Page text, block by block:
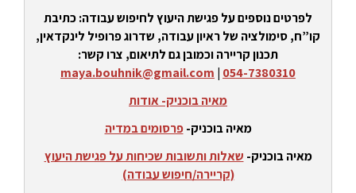
לפרטים נוספים על פגישת היעוץ לחיפוש עבודה: כתיבת
קו”ח, סימולציה של ראיון עבודה, שדרוג פרופיל לינקדאין,
תכנון קריירה וכמובן גם לתיאום, צרו קשר:
054-7380310
|
maya.bouhnik@gmail.com
מאיה בוכניק- אודות
מאיה בוכניק-פרסומים במדיה
מאיה בוכניק- שאלות ותשובות שכיחות על פגישת היעוץ
(קריירה/חיפוש עבודה)